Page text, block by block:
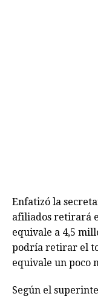
Enfatizó la
afiliados retirará
equivale a 4,5
podría retirar el
equivale un poco
Según el